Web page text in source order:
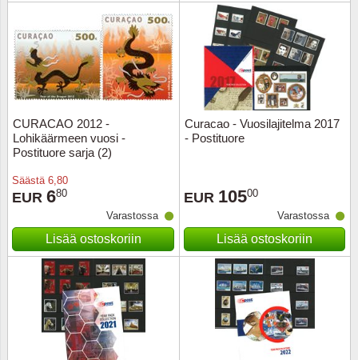
CURACAO 2012 -
Lohikäärmeen vuosi -
Postituore sarja (2)
Säästä 6,80
EUR 680
Varastossa
Lisää ostoskoriin
Curacao - Vuosilajitelma 2017
- Postituore
EUR 10500
Varastossa
Lisää ostoskoriin
Uusi